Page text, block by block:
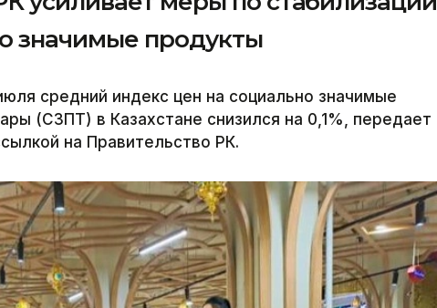
значимые продукты
средний индекс цен на социально значимые
(СЗПТ) в Казахстане снизился на 0,1%, передает
на Правительство РК.